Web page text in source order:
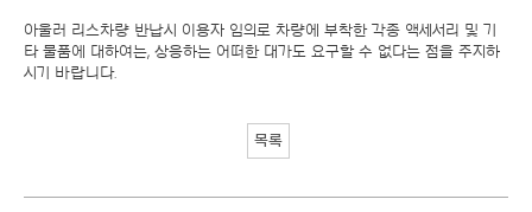
아울러 리스차량 반납시 이용자 임의로 차량에 부착한 각종 액세서리 및 기
타 물품에 대하여는, 상응하는 어떠한 대가도 요구할 수 없다는 점을 주지하
시기 바랍니다.
목록